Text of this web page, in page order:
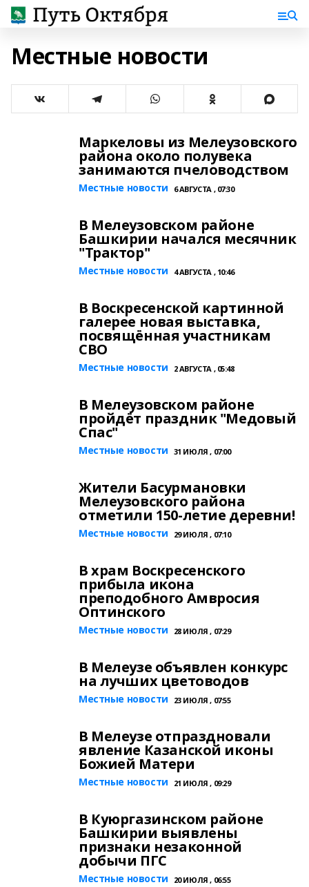
Местные новости
Маркеловы из Мелеузовского
района около полувека
занимаются пчеловодством
Местные новости 6 АВГУСТА , 07:30
В Мелеузовском районе
Башкирии начался месячник
"Трактор"
Местные новости 4 АВГУСТА , 10:46
В Воскресенской картинной
галерее новая выставка,
посвящённая участникам
СВО
Местные новости 2 АВГУСТА , 05:48
В Мелеузовском районе
пройдёт праздник "Медовый
Спас"
Местные новости 31 ИЮЛЯ , 07:00
Жители Басурмановки
Мелеузовского района
отметили 150-летие деревни!
Местные новости 29 ИЮЛЯ , 07:10
В храм Воскресенского
прибыла икона
преподобного Амвросия
Оптинского
Местные новости 28 ИЮЛЯ , 07:29
В Мелеузе объявлен конкурс
на лучших цветоводов
Местные новости 23 ИЮЛЯ , 07:55
В Мелеузе отпраздновали
явление Казанской иконы
Божией Матери
Местные новости 21 ИЮЛЯ , 09:29
В Куюргазинском районе
Башкирии выявлены
признаки незаконной
добычи ПГС
Местные новости 20 ИЮЛЯ , 06:55